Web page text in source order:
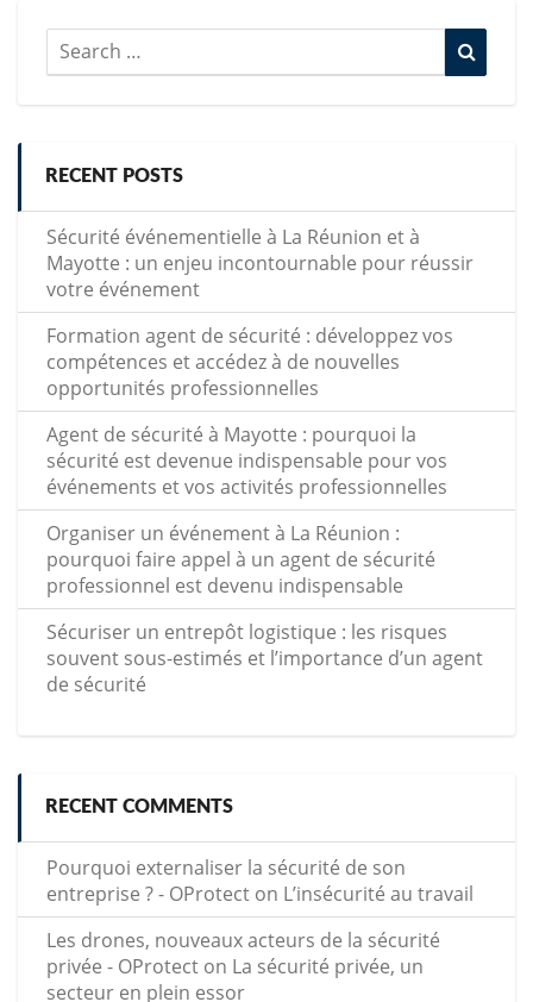
Search
for:
RECENT POSTS
Sécurité événementielle à La Réunion et à
Mayotte : un enjeu incontournable pour réussir
votre événement
Formation agent de sécurité : développez vos
compétences et accédez à de nouvelles
opportunités professionnelles
Agent de sécurité à Mayotte : pourquoi la
sécurité est devenue indispensable pour vos
événements et vos activités professionnelles
Organiser un événement à La Réunion :
pourquoi faire appel à un agent de sécurité
professionnel est devenu indispensable
Sécuriser un entrepôt logistique : les risques
souvent sous-estimés et l’importance d’un agent
de sécurité
RECENT COMMENTS
Pourquoi externaliser la sécurité de son
entreprise ? - OProtect on L’insécurité au travail
Les drones, nouveaux acteurs de la sécurité
privée - OProtect on La sécurité privée, un
secteur en plein essor